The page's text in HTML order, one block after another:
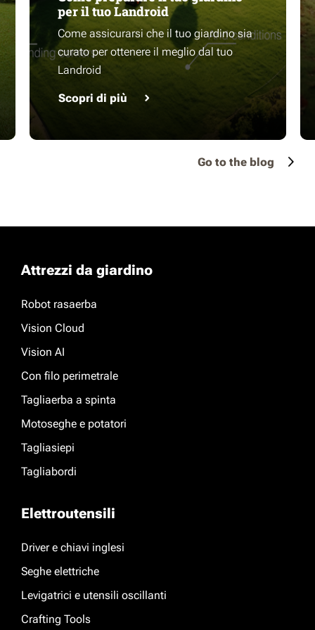
per il tuo Landroid
Come assicurarsi che il tuo giardino sia
curato per ottenere il meglio dal tuo
Landroid
Scopri di più
Go to the blog
Attrezzi da giardino
Robot rasaerba
Vision Cloud
Vision AI
Con filo perimetrale
Tagliaerba a spinta
Motoseghe e potatori
Tagliasiepi
Tagliabordi
Elettroutensili
Driver e chiavi inglesi
Seghe elettriche
Levigatrici e utensili oscillanti
Crafting Tools